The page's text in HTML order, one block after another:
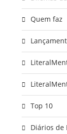
Quem faz
Top 10
Diários de